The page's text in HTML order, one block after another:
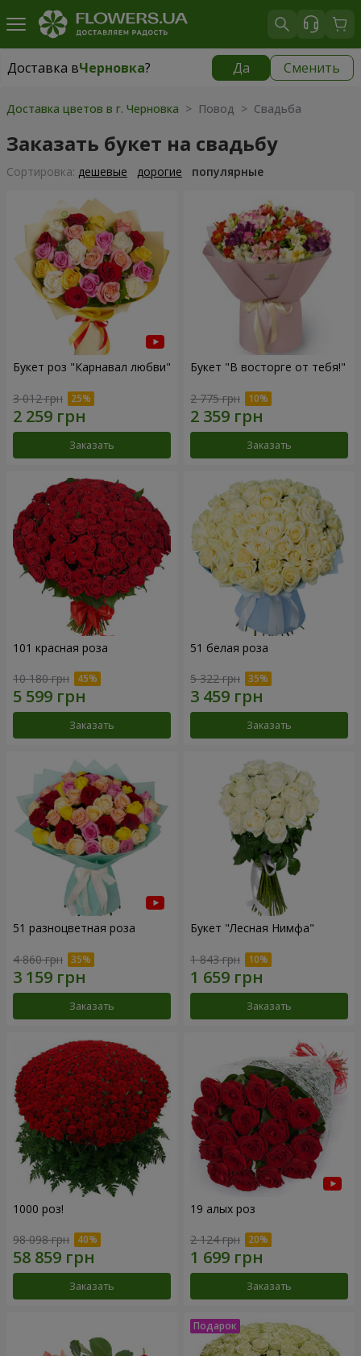
Доставка вЧерновка? Да Сменить
Доставка вЧерновка|
Доставка цветов в г. Черновка > Повод > Свадьба
Заказать букет на свадьбу
Cортировка: дешевые дорогие популярные
Букет роз "Карнавал любви"
3 012 грн
Заказать
Букет "В восторге от тебя!"
2 775 грн
Заказать
101 красная роза
10 180 грн
Заказать
51 белая роза
5 322 грн
Заказать
51 разноцветная роза
4 860 грн
Заказать
Букет "Лесная Нимфа"
1 843 грн
Заказать
1000 роз!
98 098 грн
Заказать
19 алых роз
2 124 грн
Заказать